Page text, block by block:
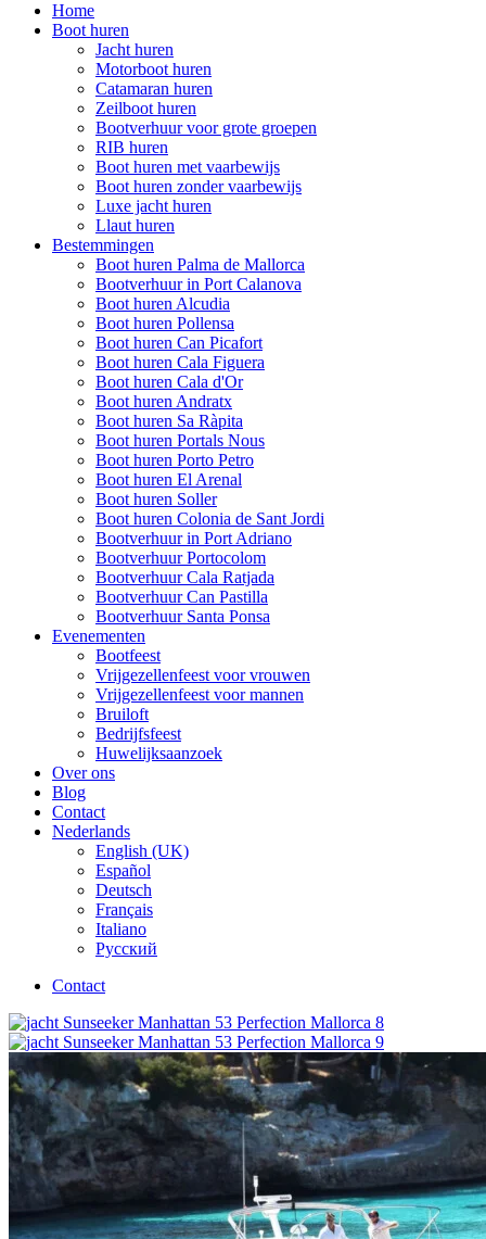
Home
Boot huren
Jacht huren
Motorboot huren
Catamaran huren
Zeilboot huren
Bootverhuur voor grote groepen
RIB huren
Boot huren met vaarbewijs
Boot huren zonder vaarbewijs
Luxe jacht huren
Llaut huren
Bestemmingen
Boot huren Palma de Mallorca
Bootverhuur in Port Calanova
Boot huren Alcudia
Boot huren Pollensa
Boot huren Can Picafort
Boot huren Cala Figuera
Boot huren Cala d'Or
Boot huren Andratx
Boot huren Sa Ràpita
Boot huren Portals Nous
Boot huren Porto Petro
Boot huren El Arenal
Boot huren Soller
Boot huren Colonia de Sant Jordi
Bootverhuur in Port Adriano
Bootverhuur Portocolom
Bootverhuur Cala Ratjada
Bootverhuur Can Pastilla
Bootverhuur Santa Ponsa
Evenementen
Bootfeest
Vrijgezellenfeest voor vrouwen
Vrijgezellenfeest voor mannen
Bruiloft
Bedrijfsfeest
Huwelijksaanzoek
Over ons
Blog
Contact
Nederlands
English (UK)
Español
Deutsch
Français
Italiano
Русский
Contact